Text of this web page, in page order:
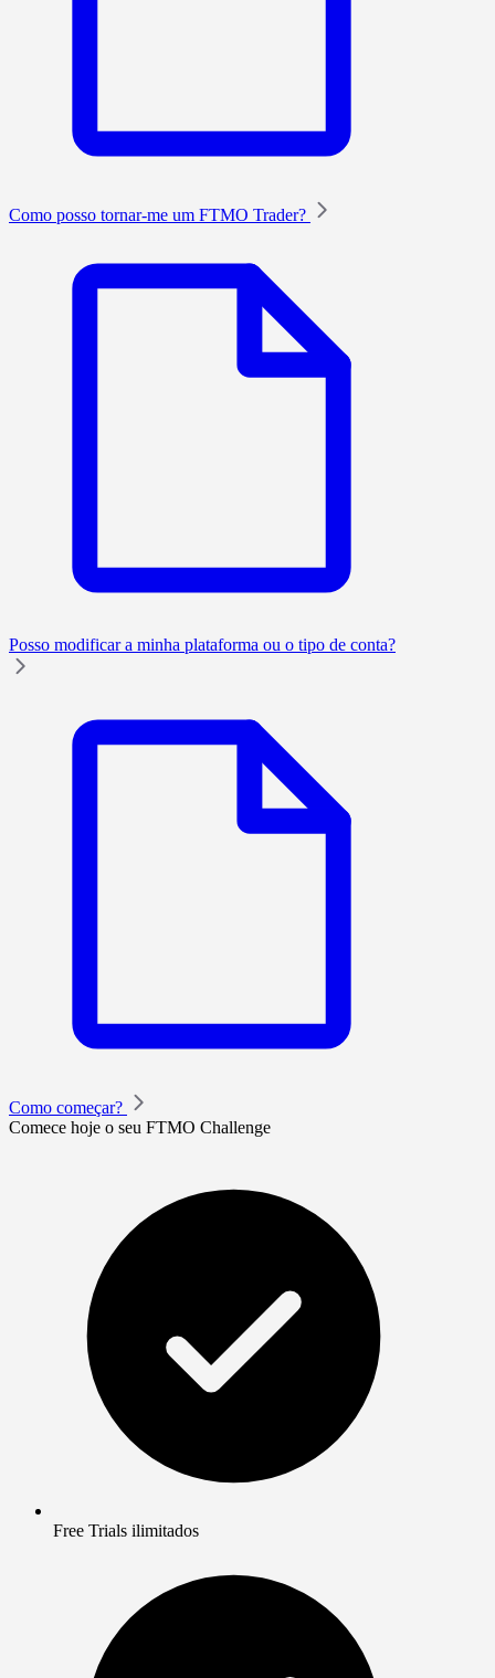
Como posso tornar-me um FTMO Trader?
Posso modificar a minha plataforma ou o tipo de conta?
Como começar?
Comece hoje o seu FTMO Challenge
Free Trials ilimitados